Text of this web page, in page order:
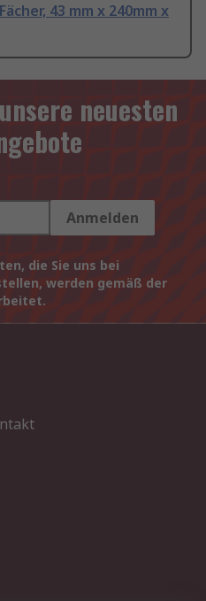
43 mm x 240mm x
neuesten
Anmelden
die Sie uns bei
werden gemäß der